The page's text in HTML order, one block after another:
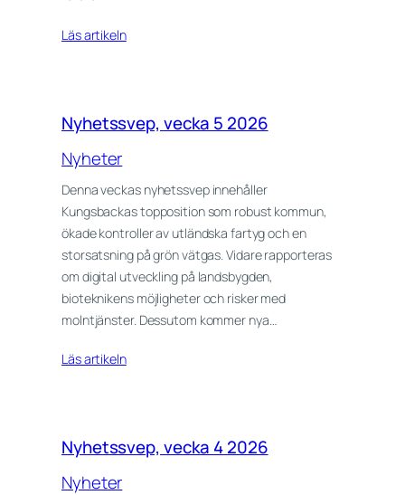
Läs artikeln
Nyhetssvep, vecka 5 2026
Nyheter
Denna veckas nyhetssvep innehåller
Kungsbackas topposition som robust kommun,
ökade kontroller av utländska fartyg och en
storsatsning på grön vätgas. Vidare rapporteras
om digital utveckling på landsbygden,
bioteknikens möjligheter och risker med
molntjänster. Dessutom kommer nya…
Läs artikeln
Nyhetssvep, vecka 4 2026
Nyheter